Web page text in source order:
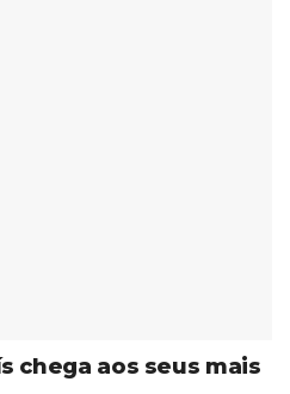
chega aos seus mais